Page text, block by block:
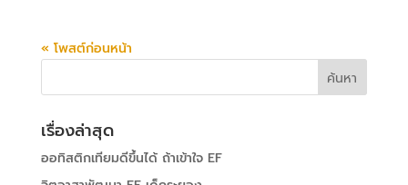
« โพสต์ก่อนหน้า
เรื่องล่าสุด
ออทิสติกเทียมดีขึ้นได้ ถ้าเข้าใจ EF